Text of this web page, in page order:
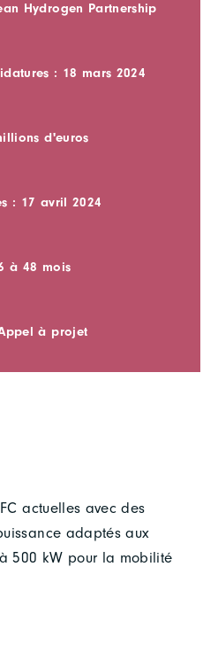
Hydrogen Partnership
: 18 mars 2024
d'euros
: 17 avril 2024
à 48 mois
à projet
actuelles avec des
adaptés aux
500 kW pour la mobilité